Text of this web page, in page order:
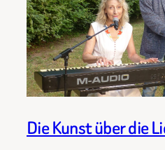
Die Kunst über die